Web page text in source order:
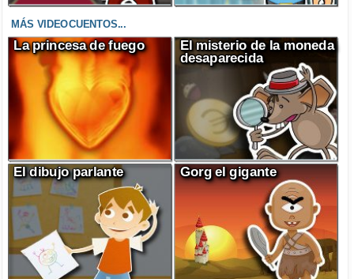
MÁS VIDEOCUENTOS...
La princesa de fuego
El misterio de la moneda
desaparecida
El dibujo parlante Gorg el gigante